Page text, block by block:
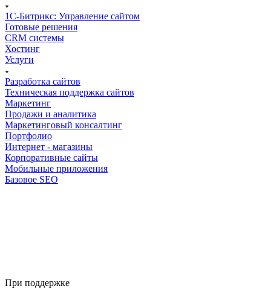
1С-Битрикс: Управление сайтом
Готовые решения
CRM системы
Хостинг
Услуги
Разработка сайтов
Техническая поддержка сайтов
Маркетинг
Продажи и аналитика
Маркетинговый консалтинг
Портфолио
Интернет - магазины
Корпоративные сайты
Мобильные приложения
Базовое SEO
При поддержке